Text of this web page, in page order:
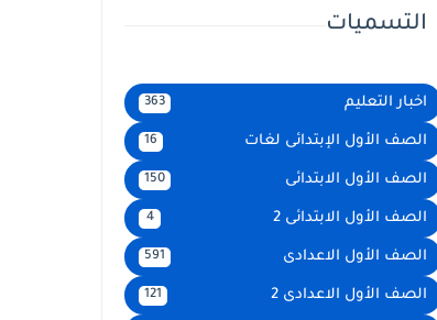
التسميات
اخبار التعليم 363
الصف الأول الإبتدائى لغات 16
الصف الأول الابتدائى 150
الصف الأول الابتدائى 2 4
الصف الأول الاعدادى 591
الصف الأول الاعدادى 2 121